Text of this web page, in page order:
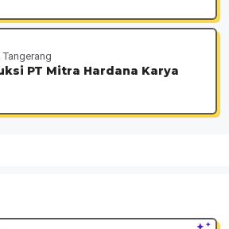
Tangerang
PT Mitra Hardana Karya